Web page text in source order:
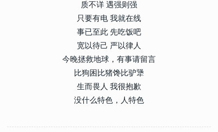
质不详 遇强则强
只要有电 我就在线
事已至此 先吃饭吧
宽以待己 严以律人
今晚拯救地球，有事请留言
比狗困比猪馋比驴犟
生而畏人 我很抱歉
没什么特色，人特色